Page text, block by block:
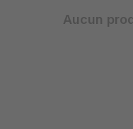
Aucun